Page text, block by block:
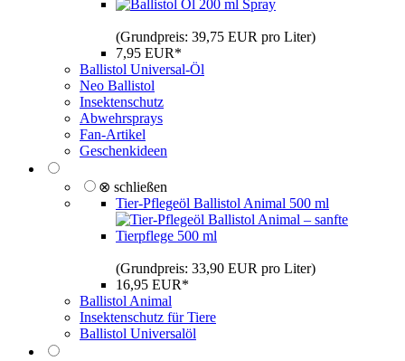
(Grundpreis: 39,75 EUR pro Liter)
7,95 EUR*
Ballistol Universal-Öl
Neo Ballistol
Insektenschutz
Abwehrsprays
Fan-Artikel
Geschenkideen
⊗ schließen
Tier-Pflegeöl Ballistol Animal 500 ml
(Grundpreis: 33,90 EUR pro Liter)
16,95 EUR*
Ballistol Animal
Insektenschutz für Tiere
Ballistol Universalöl